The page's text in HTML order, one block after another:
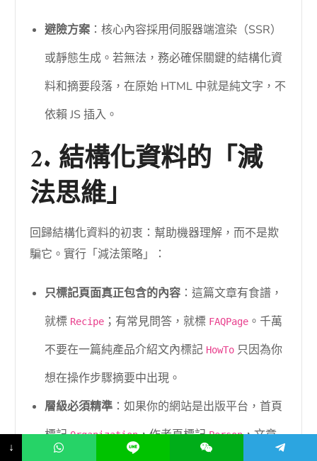
避險方案 ：核心內容採用伺服器端渲染（SSR）
或靜態生成。若無法，務必確保關鍵的結構化資
料和摘要段落，在原始 HTML 中就是純文字，不
依賴 JS 插入。
2. 結構化資料的「減
法思維」
回歸結構化資料的初衷：幫助機器理解，而不是欺
騙它。實行「減法策略」：
只標記頁面真正包含的內容 ：這篇文章有食譜，
就標 Recipe ；有常見問答，就標 FAQPage 。千萬
不要在一篇純產品介紹文內標記 HowTo 只因為你
想在操作步驟摘要中出現。
層級必須精準 ：如果你的網站是出版平台，首頁
標記Organization，作者頁標記Person，文章
↓